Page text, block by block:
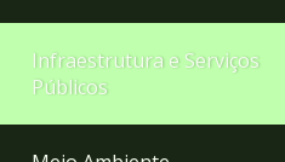
Infraestrutura e Serviços
Públicos